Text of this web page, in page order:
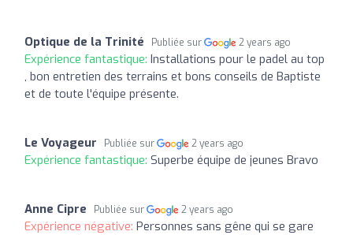
Optique de la Trinité Publiée sur 2 years ago
Expérience fantastique: Installations pour le padel au top
, bon entretien des terrains et bons conseils de Baptiste
et de toute l'équipe présente.
Le Voyageur Publiée sur 2 years ago
Expérience fantastique: Superbe équipe de jeunes Bravo
Anne Cipre Publiée sur 2 years ago
Expérience négative: Personnes sans gêne qui se gare